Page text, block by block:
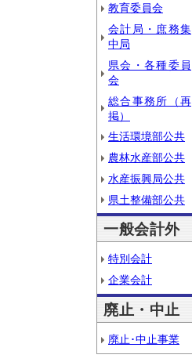
教育委員会
会計局・庶務集
中局
県会・各種委員
会
総合事務所（再
掲）
生活環境部公共
農林水産部公共
水産振興局公共
県土整備部公共
一般会計外
特別会計
企業会計
廃止・中止
廃止･中止事業